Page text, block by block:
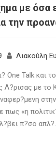
με όσα
την
Λιακούλη
One Talk και
Λ?ρισας με το
πως «η
π?σο